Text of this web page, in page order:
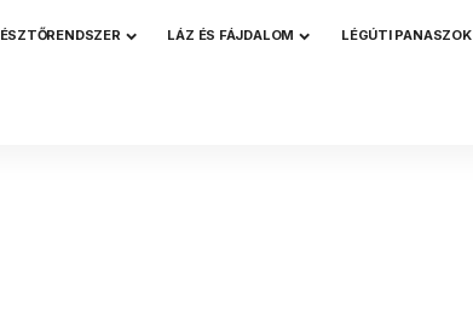
LÁZ ÉS FÁJDALOM LÉGÚTI PANASZOK